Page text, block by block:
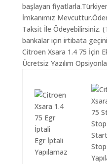
başlayan
İmkanımız
Taksit İle Ödeyebilirsiniz.
bankalar için irtibata
Citroen Xsara 1.4 75 İçin
Ücretsiz Yazılım
Egr İptali
Yapılamaz
Start